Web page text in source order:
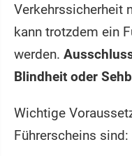
Verkehrssicherheit
kann trotzdem ein
werden.
Blindheit oder
Wichtige
Führerscheins sind: